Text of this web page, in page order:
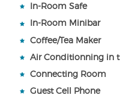
In-Room Safe
In-Room Minibar
Coffee/Tea Maker
Air Conditionning in
Connecting Room
Guest Cell Phone